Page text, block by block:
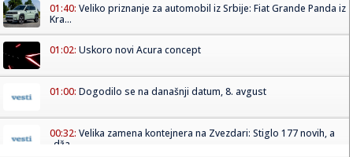
01:40: Veliko priznanje za automobil iz Srbije: Fiat Grande Panda iz
Kra...
01:02: Uskoro novi Acura concept
01:00: Dogodilo se na današnji datum, 8. avgust
00:32: Velika zamena kontejnera na Zvezdari: Stiglo 177 novih, a
„dža...